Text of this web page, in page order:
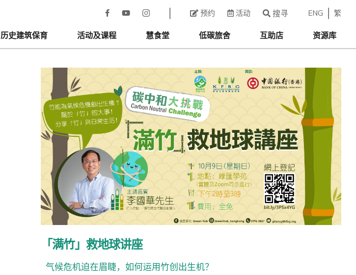
预约 活动 搜寻 ENG 繁
历史建筑保育 活动及课程 慧食堂 低碳旅舍 互助店 资源库
「满竹」救地球讲座
气候危机迫在眉睫，如何运用竹创出生机？